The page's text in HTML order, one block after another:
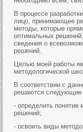
В процессе
лицо, принимающее
методы, которые
оптимальных
сведения о
решений.
Целью моей работы
методологической
В соответствии с
решаются следующие
- определить понятие
решений;
- освоить виды